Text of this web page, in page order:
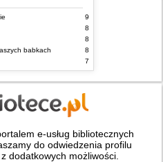
9
8
8
babkach
8
7
e-usług bibliotecznych
do odwiedzenia profilu
dodatkowych możliwości.